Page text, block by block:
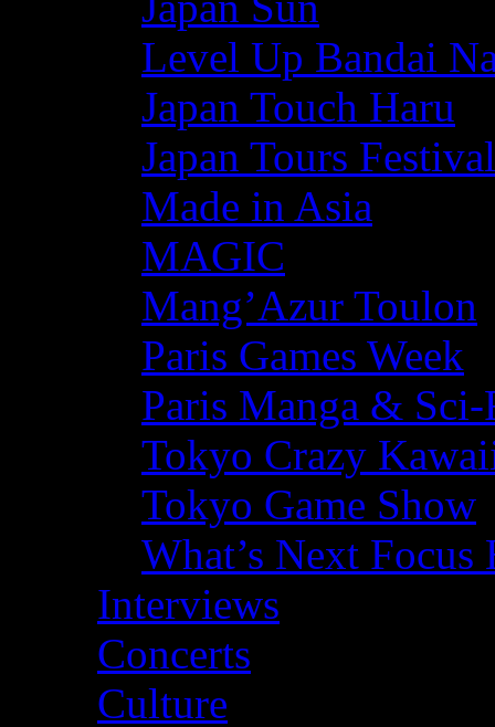
Level Up Bandai
Japan Touch Haru
Japan Tours Festival
Made in Asia
MAGIC
Mang’Azur Toulon
Paris Games Week
Paris Manga &
Tokyo Crazy
Tokyo Game Show
What’s Next
Interviews
Concerts
Culture